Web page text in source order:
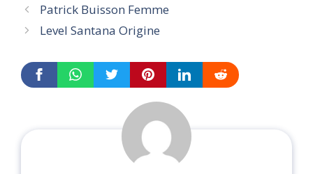
Patrick Buisson Femme
Level Santana Origine